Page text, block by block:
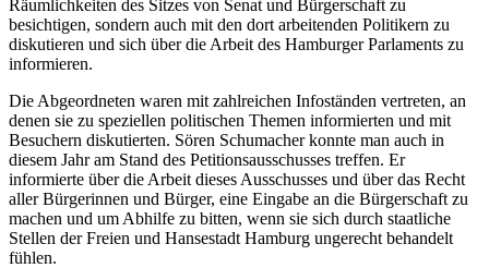
Räumlichkeiten des Sitzes von Senat und Bürgerschaft zu
besichtigen, sondern auch mit den dort arbeitenden Politikern zu
diskutieren und sich über die Arbeit des Hamburger Parlaments zu
informieren.
Die Abgeordneten waren mit zahlreichen Infoständen vertreten, an
denen sie zu speziellen politischen Themen informierten und mit
Besuchern diskutierten. Sören Schumacher konnte man auch in
diesem Jahr am Stand des Petitionsausschusses treffen. Er
informierte über die Arbeit dieses Ausschusses und über das Recht
aller Bürgerinnen und Bürger, eine Eingabe an die Bürgerschaft zu
machen und um Abhilfe zu bitten, wenn sie sich durch staatliche
Stellen der Freien und Hansestadt Hamburg ungerecht behandelt
fühlen.